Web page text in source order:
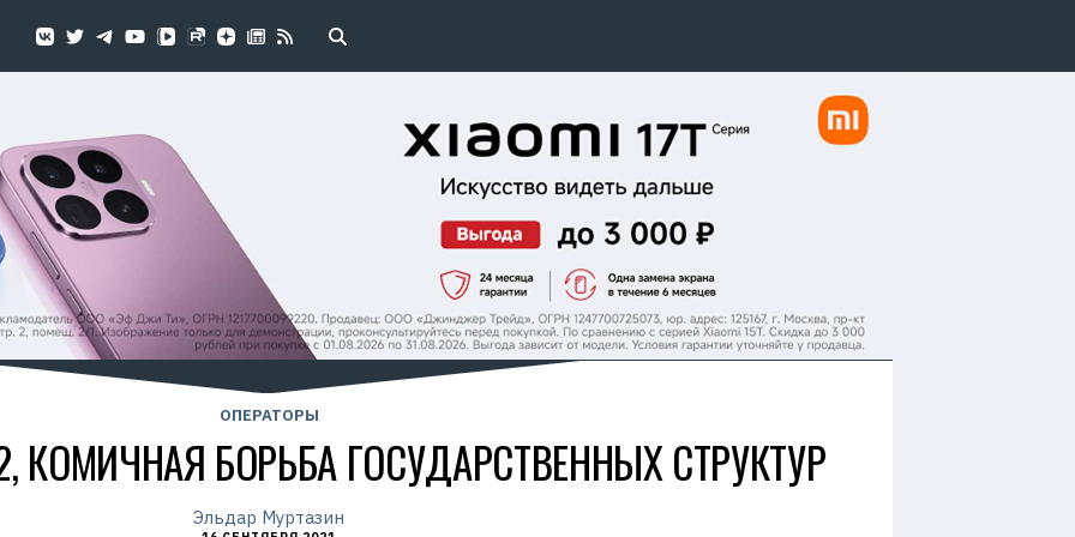
ОПЕРАТОРЫ
КОМИЧНАЯ БОРЬБА ГОСУДАРСТВЕННЫХ СТРУКТУР
Эльдар Муртазин